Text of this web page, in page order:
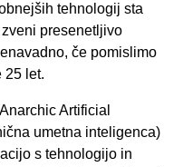
tehnologij sta
presenetljivo
če pomislimo
25 let.
Artificial
umetna inteligenca)
s tehnologijo in